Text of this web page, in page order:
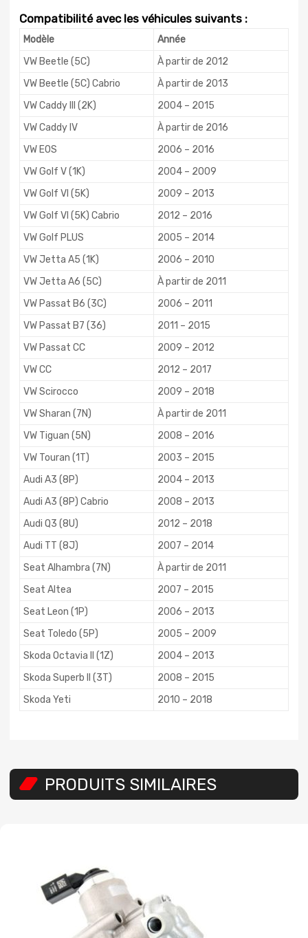
Compatibilité avec les véhicules suivants :
Modèle
Année
VW Beetle (5C)
À partir de 2012
VW Beetle (5C) Cabrio
À partir de 2013
VW Caddy III (2K)
2004 – 2015
VW Caddy IV
À partir de 2016
VW EOS
2006 – 2016
VW Golf V (1K)
2004 – 2009
VW Golf VI (5K)
2009 – 2013
VW Golf VI (5K) Cabrio
2012 – 2016
VW Golf PLUS
2005 – 2014
VW Jetta A5 (1K)
2006 – 2010
VW Jetta A6 (5C)
À partir de 2011
VW Passat B6 (3C)
2006 – 2011
VW Passat B7 (36)
2011 – 2015
VW Passat CC
2009 – 2012
VW CC
2012 – 2017
VW Scirocco
2009 – 2018
VW Sharan (7N)
À partir de 2011
VW Tiguan (5N)
2008 – 2016
VW Touran (1T)
2003 – 2015
Audi A3 (8P)
2004 – 2013
Audi A3 (8P) Cabrio
2008 – 2013
Audi Q3 (8U)
2012 – 2018
Audi TT (8J)
2007 – 2014
Seat Alhambra (7N)
À partir de 2011
Seat Altea
2007 – 2015
Seat Leon (1P)
2006 – 2013
Seat Toledo (5P)
2005 – 2009
Skoda Octavia II (1Z)
2004 – 2013
Skoda Superb II (3T)
2008 – 2015
Skoda Yeti
2010 – 2018
PRODUITS SIMILAIRES